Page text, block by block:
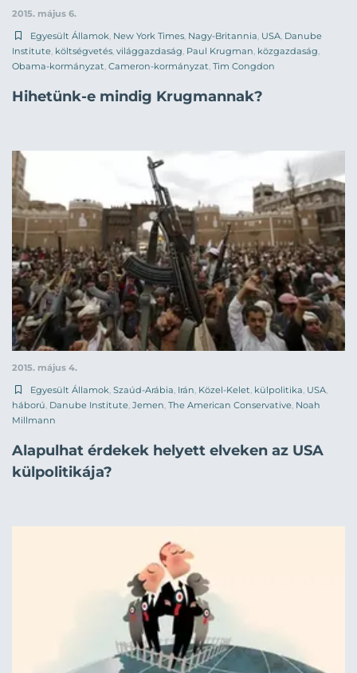
2015. május 6.
Egyesült Államok New York Times Nagy-Britannia USA Danube
Institute költségvetés világgazdaság Paul Krugman közgazdaság
Obama-kormányzat Cameron-kormányzat Tim Congdon
Hihetünk-e mindig Krugmannak?
2015. május 4.
Egyesült Államok, Szaúd-Arábia, Irán, Közel-Kelet, külpolitika, USA,
háború, Danube Institute, Jemen, The American Conservative, Noah
Millmann
Alapulhat érdekek helyett elveken az USA
külpolitikája?